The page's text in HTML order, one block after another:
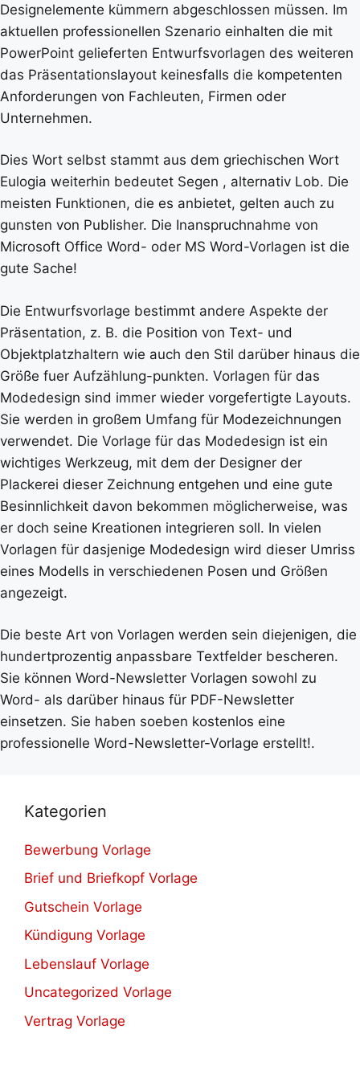
Designelemente kümmern abgeschlossen müssen. Im
aktuellen professionellen Szenario einhalten die mit
PowerPoint gelieferten Entwurfsvorlagen des weiteren
das Präsentationslayout keinesfalls die kompetenten
Anforderungen von Fachleuten, Firmen oder
Unternehmen.
Dies Wort selbst stammt aus dem griechischen Wort
Eulogia weiterhin bedeutet Segen , alternativ Lob. Die
meisten Funktionen, die es anbietet, gelten auch zu
gunsten von Publisher. Die Inanspruchnahme von
Microsoft Office Word- oder MS Word-Vorlagen ist die
gute Sache!
Die Entwurfsvorlage bestimmt andere Aspekte der
Präsentation, z. B. die Position von Text- und
Objektplatzhaltern wie auch den Stil darüber hinaus die
Größe fuer Aufzählung-punkten. Vorlagen für das
Modedesign sind immer wieder vorgefertigte Layouts.
Sie werden in großem Umfang für Modezeichnungen
verwendet. Die Vorlage für das Modedesign ist ein
wichtiges Werkzeug, mit dem der Designer der
Plackerei dieser Zeichnung entgehen und eine gute
Besinnlichkeit davon bekommen möglicherweise, was
er doch seine Kreationen integrieren soll. In vielen
Vorlagen für dasjenige Modedesign wird dieser Umriss
eines Modells in verschiedenen Posen und Größen
angezeigt.
Die beste Art von Vorlagen werden sein diejenigen, die
hundertprozentig anpassbare Textfelder bescheren.
Sie können Word-Newsletter Vorlagen sowohl zu
Word- als darüber hinaus für PDF-Newsletter
einsetzen. Sie haben soeben kostenlos eine
professionelle Word-Newsletter-Vorlage erstellt!.
Kategorien
Bewerbung Vorlage
Brief und Briefkopf Vorlage
Gutschein Vorlage
Kündigung Vorlage
Lebenslauf Vorlage
Uncategorized Vorlage
Vertrag Vorlage